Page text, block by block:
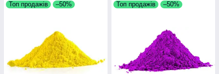
Топ продажів –50% Топ продажів –50%